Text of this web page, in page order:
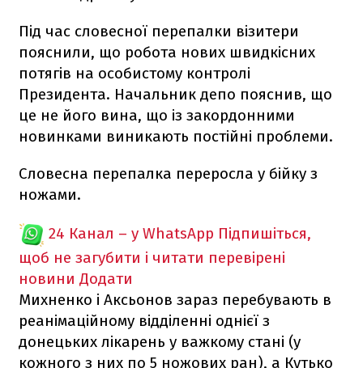
Під час словесної перепалки візитери
пояснили, що робота нових швидкісних
потягів на особистому контролі
Президента. Начальник депо пояснив, що
це не його вина, що із закордонними
новинками виникають постійні проблеми.
Словесна перепалка переросла у бійку з
ножами.
24 Канал – у WhatsApp Підпишіться,
щоб не загубити і читати перевірені
новини Додати
Михненко і Аксьонов зараз перебувають в
реанімаційному відділенні однієї з
донецьких лікарень у важкому стані (у
кожного з них по 5 ножових ран), а Кутько